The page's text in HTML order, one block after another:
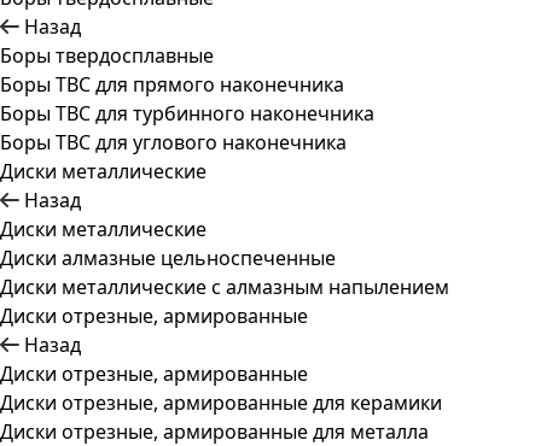
Назад
Боры твердосплавные
Боры ТВС для прямого наконечника
Боры ТВС для турбинного наконечника
Боры ТВС для углового наконечника
Диски металлические
Назад
Диски металлические
Диски алмазные цельноспеченные
Диски металлические с алмазным напылением
Диски отрезные, армированные
Назад
Диски отрезные, армированные
Диски отрезные, армированные для керамики
Диски отрезные, армированные для металла